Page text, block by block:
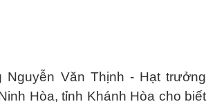
Nguyễn Văn Thịnh - Hạt trưởng
Hòa, tỉnh Khánh Hòa cho biết